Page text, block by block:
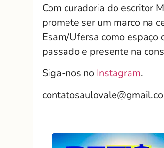
Com curadoria do escritor
promete ser um marco na
Esam/Ufersa como
passado e presente na
Siga-nos no Instagram.